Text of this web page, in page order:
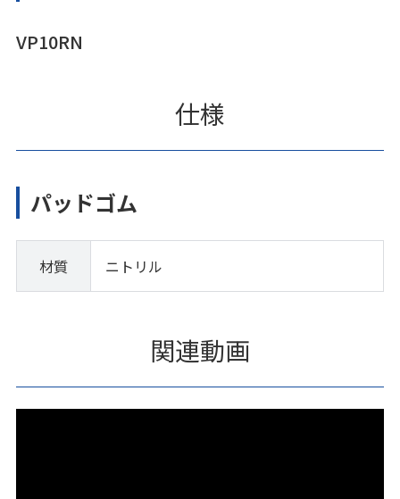
VP10RN
仕様
パッドゴム
材質 ニトリル
関連動画